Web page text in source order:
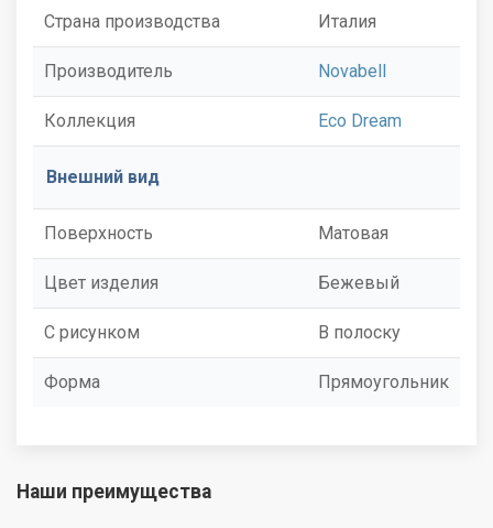
Страна производства Италия
Производитель Novabell
Коллекция Eco Dream
Внешний вид
Поверхность Матовая
Цвет изделия Бежевый
С рисунком В полоску
Форма Прямоугольник
Наши преимущества